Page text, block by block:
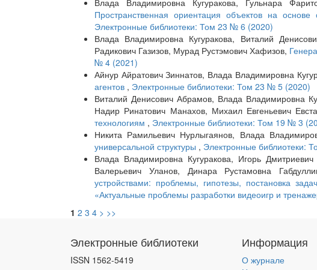
Влада Владимировна Кугуракова, Гульнара
Пространственная ориентация объектов на
Электронные библиотеки: Том 23 № 6 (2020)
Влада Владимировна Кугуракова, Виталий
Радикович Газизов, Мурад Рустэмович Хафизов,
№ 4 (2021)
Айнур Айратович Зиннатов, Влада Владимировна
агентов , Электронные библиотеки: Том 23 № 5 (2020)
Виталий Денисович Абрамов, Влада Владимировна
Надир Ринатович Манахов, Михаил Евгеньевич
технологиям , Электронные библиотеки: Том 19 № 3
Никита Рамильевич Нурлыгаянов, Влада
универсальной структуры , Электронные библиотеки:
Влада Владимировна Кугуракова, Игорь
Валерьевич Уланов, Динара Рустамовна
устройствами: проблемы, гипотезы, постановка
«Актуальные проблемы разработки видеоигр и
1 2 3 4 > >>
Электронные библиотеки
ISSN 1562-5419
Информация
О журнале